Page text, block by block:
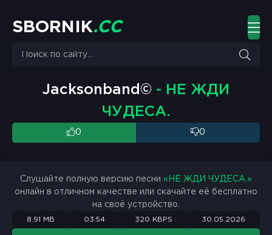
S BO R N K.CC
Jacksonband© - НЕ ЖДИ
ЧУДЕСА.
0 0
Слушайте полную версию песни «НЕ ЖДИ ЧУДЕСА.»
онлайн в отличном качестве или скачайте её бесплатно
на своё устройство.
8.91 MB 03:54 320 KBPS 30.05.2026